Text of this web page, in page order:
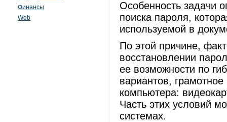
Финансы
Web
Особенность задачи
поиска пароля,
используемой в
По этой причине,
восстановлении
ее возможности по
вариантов,
компьютера:
Часть этих условий
системах.